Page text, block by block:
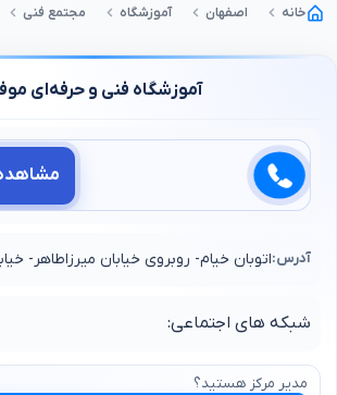
خانه اصفهان آموزشگاه مجتمع فنی
آموزشگاه فنی و حرفه‌ای
آدرس:اتوبان خیام- روبروی خیابان میرزاطاهر-
شبکه های اجتماعی:
مدیر مرکز هستید؟